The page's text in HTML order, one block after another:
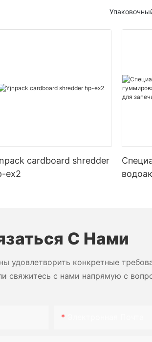
cardboard shredder
ex2
С Нами
удовлетворить конкретные
свяжитесь с нами напрямую с